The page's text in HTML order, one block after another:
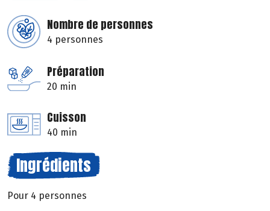
Nombre de personnes
4 personnes
Préparation
20 min
Cuisson
40 min
Ingrédients
Pour 4 personnes